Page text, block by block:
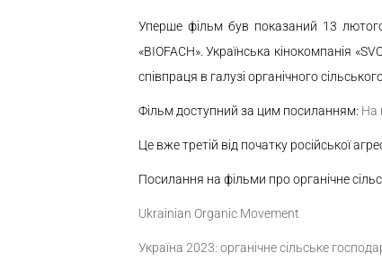
Уперше фільм був показаний 13 лютого
«BIOFACH». Українська кінокомпанія
співпраця в галузі органічного
Фільм доступний за цим посиланням: На
Це вже третій від початку російської
Посилання на фільми про органічне
Ukrainian Organic Movement
Україна 2023: органічне сільське